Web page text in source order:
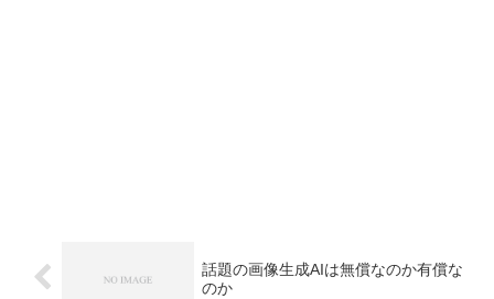
話題の画像生成AIは無償なのか有償な
のか